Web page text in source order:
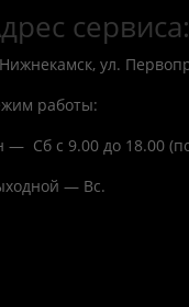
сервиса:
ул.
работы:
— Сб с 9.00 до 18.00
— Вс.